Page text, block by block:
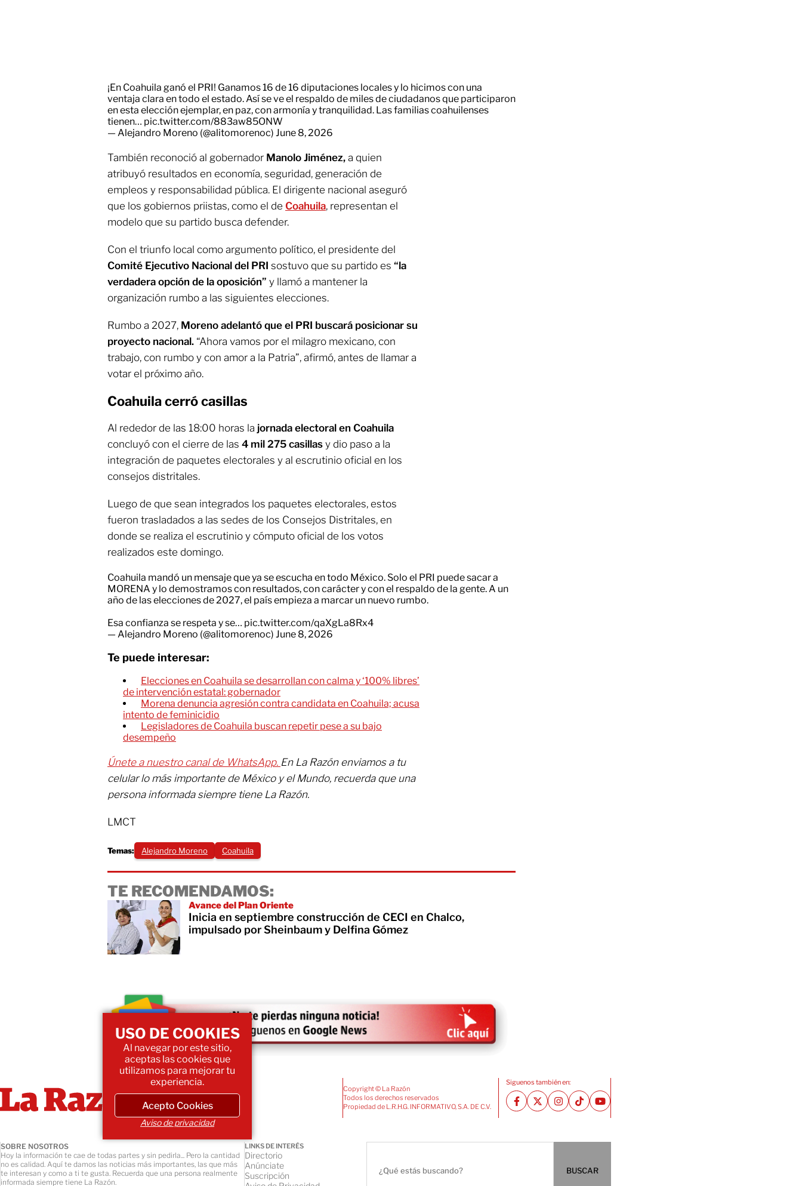
¡En Coahuila ganó el PRI! Ganamos 16 de 16 diputaciones locales y lo hicimos con una
ventaja clara en todo el estado. Así se ve el respaldo de miles de ciudadanos que participaron
en esta elección ejemplar, en paz, con armonía y tranquilidad. Las familias coahuilenses
tienen… pic.twitter.com/883aw85ONW
— Alejandro Moreno (@alitomorenoc) June 8, 2026
También reconoció al gobernador Manolo Jiménez, a quien
atribuyó resultados en economía, seguridad, generación de
empleos y responsabilidad pública. El dirigente nacional aseguró
que los gobiernos priistas, como el de Coahuila, representan el
modelo que su partido busca defender.
Con el triunfo local como argumento político, el presidente del
Comité Ejecutivo Nacional del PRI sostuvo que su partido es “la
verdadera opción de la oposición” y llamó a mantener la
organización rumbo a las siguientes elecciones.
Rumbo a 2027, Moreno adelantó que el PRI buscará posicionar su
proyecto nacional. “Ahora vamos por el milagro mexicano, con
trabajo, con rumbo y con amor a la Patria”, afirmó, antes de llamar a
votar el próximo año.
Coahuila cerró casillas
Al rededor de las 18:00 horas la jornada electoral en Coahuila
concluyó con el cierre de las 4 mil 275 casillas y dio paso a la
integración de paquetes electorales y al escrutinio oficial en los
consejos distritales.
Luego de que sean integrados los paquetes electorales, estos
fueron trasladados a las sedes de los Consejos Distritales, en
donde se realiza el escrutinio y cómputo oficial de los votos
realizados este domingo.
Coahuila mandó un mensaje que ya se escucha en todo México. Solo el PRI puede sacar a
MORENA y lo demostramos con resultados, con carácter y con el respaldo de la gente. A un
año de las elecciones de 2027, el país empieza a marcar un nuevo rumbo.
Esa confianza se respeta y se… pic.twitter.com/qaXgLa8Rx4
— Alejandro Moreno (@alitomorenoc) June 8, 2026
Te puede interesar:
Elecciones en Coahuila se desarrollan con calma y ‘100% libres’
de intervención estatal: gobernador
Morena denuncia agresión contra candidata en Coahuila; acusa
intento de feminicidio
Legisladores de Coahuila buscan repetir pese a su bajo
desempeño
Únete a nuestro canal de WhatsApp. En La Razón enviamos a tu
celular lo más importante de México y el Mundo, recuerda que una
persona informada siempre tiene La Razón.
LMCT
Temas: Alejandro Moreno Coahuila
TE RECOMENDAMOS:
Avance del Plan Oriente
Inicia en septiembre construcción de CECI en Chalco,
impulsado por Sheinbaum y Delfina Gómez
Copyright © La Razón
Todos los derechos reservados
Propiedad de L.R.H.G. INFORMATIVO, S.A. DE C.V.
Siguenos también en:
SOBRE NOSOTROS
Hoy la información te cae de todas partes y sin pedirla... Pero la cantidad
no es calidad. Aquí te damos las noticias más importantes, las que más
te interesan y como a ti te gusta. Recuerda que una persona realmente
informada siempre tiene La Razón.
LINKS DE INTERÉS
Directorio
Anúnciate
Suscripción
BUSCAR
USO DE COOKIES
Al navegar por este sitio,
aceptas las cookies que
utilizamos para mejorar tu
experiencia.
Acepto Cookies
Aviso de privacidad